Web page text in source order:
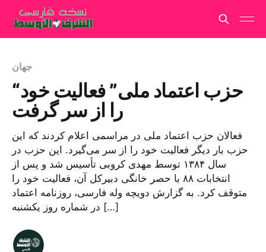
جهان
“حزب اعتماد ملی” فعالیت خود
را از سر گرفت
فعالان حزب اعتماد ملی در مراسمی اعلام کردند که این
حزب بار دیگر فعالیت خود را از سر می‌گیرد. این حزب در
سال ۱۳۸۴ توسط مهدی کروبی تأسیس شد و پس از
انتخابات ۸۸ با حصر خانگی دبیرکل آن، فعالیت خود را
متوقف کرد. به گزارش دویچه وله فارسی، روزنامه اعتماد
در شماره روز یکشنبه […]